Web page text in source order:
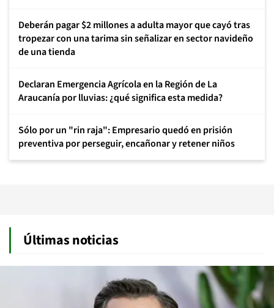
Deberán pagar $2 millones a adulta mayor que cayó tras
tropezar con una tarima sin señalizar en sector navideño
de una tienda
Declaran Emergencia Agrícola en la Región de La
Araucanía por lluvias: ¿qué significa esta medida?
Sólo por un "rin raja": Empresario quedó en prisión
preventiva por perseguir, encañonar y retener niños
Últimas noticias